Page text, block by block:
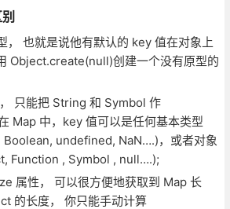
， 也就是说他有默认的 key 值在对象上
Object.create(null)创建一个没有原型的
只能把 String 和 Symbol 作
Map 中，key 值可以是任何基本类型
undefined, NaN….)，或者对象
Function , Symbol , null….);
属性， 可以很方便地获取到 Map 长
的长度， 你只能手动计算